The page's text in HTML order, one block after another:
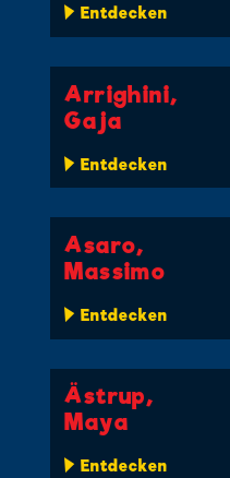
Entdecken
Arrighini,
Gaja
Entdecken
Asaro,
Massimo
Entdecken
Ästrup,
Maya
Entdecken